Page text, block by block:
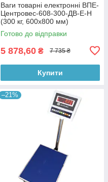
Ваги товарні електронні ВПЕ-
Центровес-608-300-ДВ-Е-Н
(300 кг, 600х800 мм)
Готово до відправки
5 878,60 ₴ 7 735 ₴
Купити
–21%